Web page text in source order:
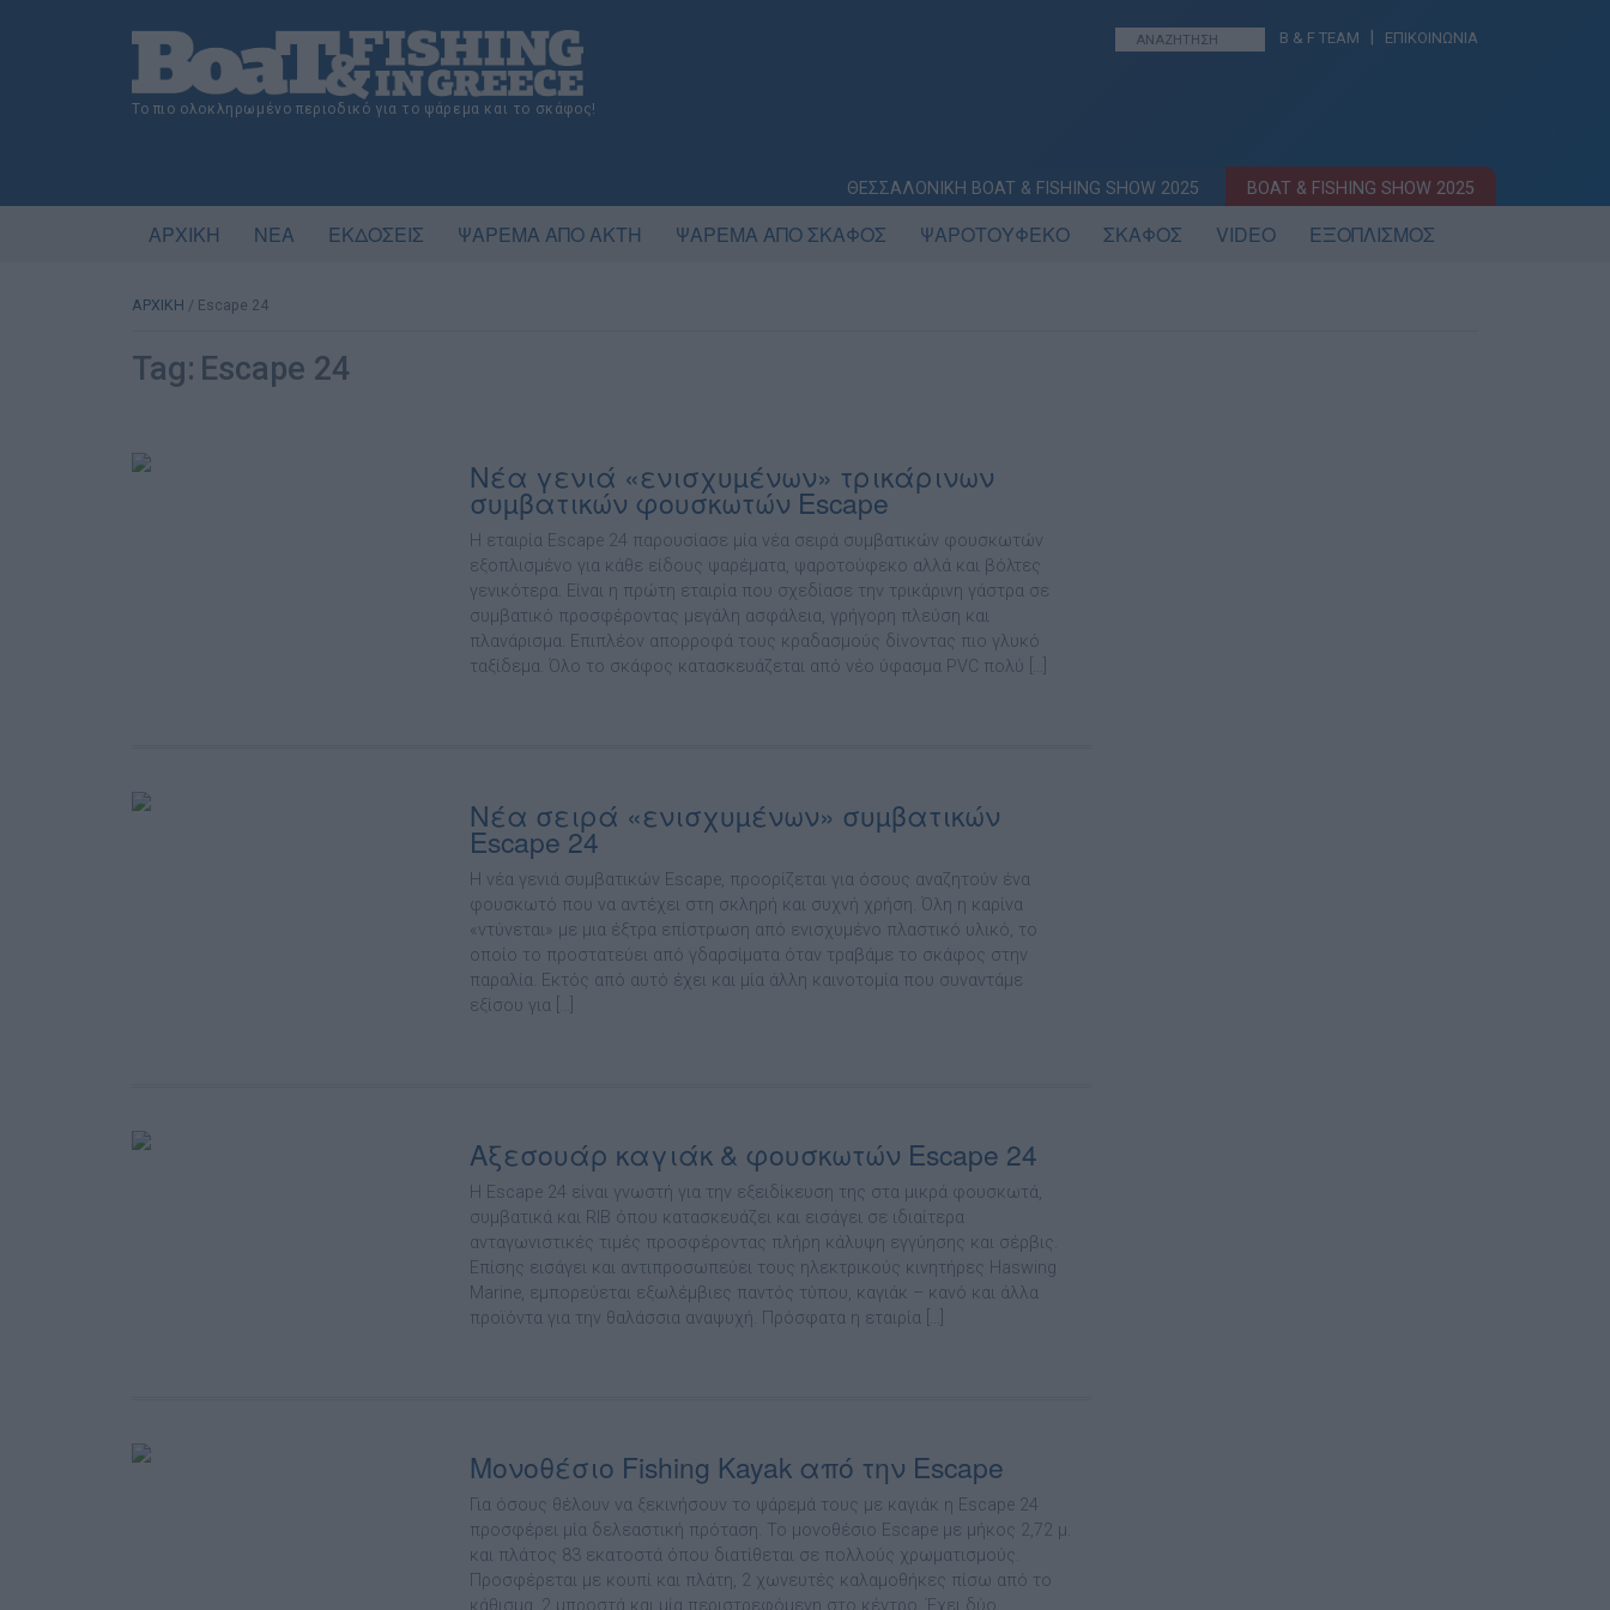
Το πιο ολοκληρωμένο περιοδικό για το ψάρεμα και το σκάφος!
B & F TEAM ΕΠΙΚΟΙΝΩΝΙΑ
ΘΕΣΣΑΛΟΝΙΚΗ BOAT & FISHING SHOW 2025 BOAT & FISHING SHOW 2025
ΑΡΧΙΚΗ ΝΕΑ ΕΚΔΟΣΕΙΣ ΨΑΡΕΜΑ ΑΠΟ ΑΚΤΗ ΨΑΡΕΜΑ ΑΠΟ ΣΚΑΦΟΣ ΨΑΡΟΤΟΥΦΕΚΟ ΣΚΑΦΟΣ VIDEO ΕΞΟΠΛΙΣΜΟΣ
ΑΡΧΙΚΗ / Escape 24
Tag: Escape 24
Νέα γενιά «ενισχυµένων» τρικάρινων
συµβατικών φουσκωτών Escape
Η εταιρία Escape 24 παρουσίασε µία νέα σειρά συµβατικών φουσκωτών
εξοπλισµένο για κάθε είδους ψαρέµατα, ψαροτούφεκο αλλά και βόλτες
γενικότερα. Είναι η πρώτη εταιρία που σχεδίασε την τρικάρινη γάστρα σε
συµβατικό προσφέροντας µεγάλη ασφάλεια, γρήγορη πλεύση και
πλανάρισµα. Επιπλέον απορροφά τους κραδασµούς δίνοντας πιο γλυκό
ταξίδεµα. Όλο το σκάφος κατασκευάζεται από νέο ύφασµα PVC πολύ […]
Νέα σειρά «ενισχυµένων» συµβατικών
Escape 24
Η νέα γενιά συµβατικών Escape, προορίζεται για όσους αναζητούν ένα
φουσκωτό που να αντέχει στη σκληρή και συχνή χρήση. Όλη η καρίνα
«ντύνεται» µε µια έξτρα επίστρωση από ενισχυµένο πλαστικό υλικό, το
οποίο το προστατεύει από γδαρσίµατα όταν τραβάµε το σκάφος στην
παραλία. Εκτός από αυτό έχει και µία άλλη καινοτοµία που συναντάµε
εξίσου για […]
Αξεσουάρ καγιάκ & φουσκωτών Escape 24
Η Escape 24 είναι γνωστή για την εξειδίκευση της στα µικρά φουσκωτά,
συµβατικά και RIB όπου κατασκευάζει και εισάγει σε ιδιαίτερα
ανταγωνιστικές τιµές προσφέροντας πλήρη κάλυψη εγγύησης και σέρβις.
Επίσης εισάγει και αντιπροσωπεύει τους ηλεκτρικούς κινητήρες Haswing
Marine, εµπορεύεται εξωλέµβιες παντός τύπου, καγιάκ – κανό και άλλα
προϊόντα για την θαλάσσια αναψυχή. Πρόσφατα η εταιρία […]
Μονοθέσιο Fishing Kayak από την Escape
Για όσους θέλουν να ξεκινήσουν το ψάρεµά τους µε καγιάκ η Escape 24
προσφέρει µία δελεαστική πρόταση. Το µονοθέσιο Escape µε µήκος 2,72 µ.
και πλάτος 83 εκατοστά όπου διατίθεται σε πολλούς χρωµατισµούς.
Προσφέρεται µε κουπί και πλάτη, 2 χωνευτές καλαµοθήκες πίσω από το
κάθισµα, 2 µπροστά και µία περιστρεφόµενη στο κέντρο. Έχει δύο